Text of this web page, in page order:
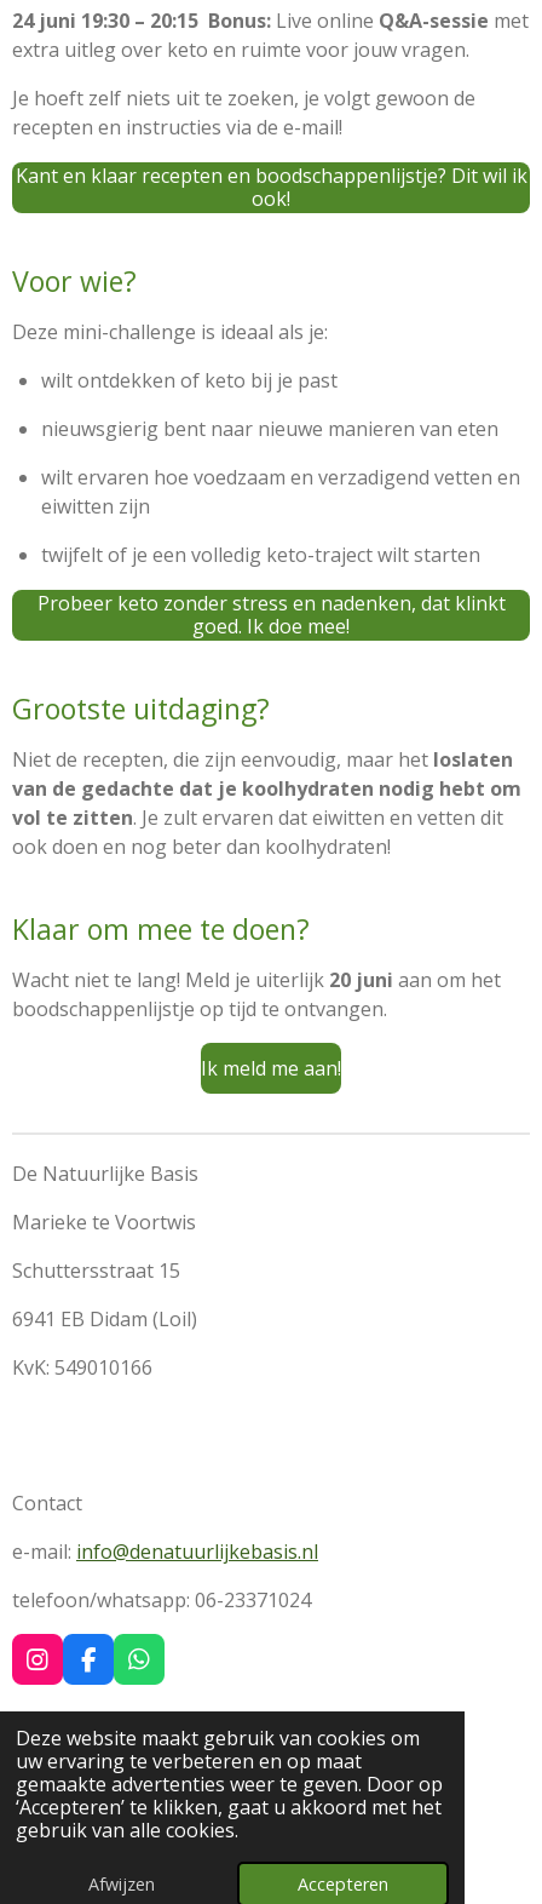
Deze website maakt gebruik van cookies om
uw ervaring te verbeteren en op maat
gemaakte advertenties weer te geven. Door op
‘Accepteren’ te klikken, gaat u akkoord met het
gebruik van alle cookies.
Afwijzen Accepteren
24 juni 19:30 – 20:15 Bonus: Live online Q&A-sessie met
extra uitleg over keto en ruimte voor jouw vragen.
Je hoeft zelf niets uit te zoeken, je volgt gewoon de
recepten en instructies via de e-mail!
Kant en klaar recepten en boodschappenlijstje? Dit wil ik
ook!
Voor wie?
Deze mini-challenge is ideaal als je:
wilt ontdekken of keto bij je past
nieuwsgierig bent naar nieuwe manieren van eten
wilt ervaren hoe voedzaam en verzadigend vetten en
eiwitten zijn
twijfelt of je een volledig keto-traject wilt starten
Probeer keto zonder stress en nadenken, dat klinkt
goed. Ik doe mee!
Grootste uitdaging?
Niet de recepten, die zijn eenvoudig, maar het loslaten
van de gedachte dat je koolhydraten nodig hebt om
vol te zitten. Je zult ervaren dat eiwitten en vetten dit
ook doen en nog beter dan koolhydraten!
Klaar om mee te doen?
Wacht niet te lang! Meld je uiterlijk 20 juni aan om het
boodschappenlijstje op tijd te ontvangen.
Ik meld me aan!
De Natuurlijke Basis
Marieke te Voortwis
Schuttersstraat 15
6941 EB Didam (Loil)
KvK: 549010166
Contact
e-mail: info@denatuurlijkebasis.nl
telefoon/whatsapp: 06-23371024
I
n
s
t
a
g
r
a
F
a
c
e
b
o
o
k
W
h
a
t
s
A
p
p
Algemene Voorwaarden
Disclaimer
© 2025 - 2026 De Natuurlijke Basis